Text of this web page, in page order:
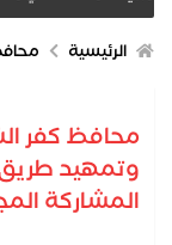
الرئيسية
محافظ كفر
وتمهيد طريق
المشاركة